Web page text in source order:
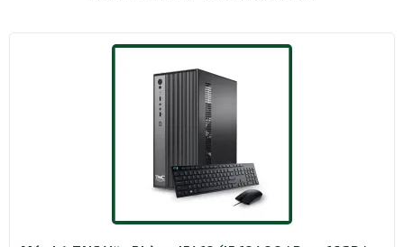
giữa kích thước nhỏ gọn và khả năng nâng cấp linh hoạt.
Với kiểu dáng hiện đại, sản phẩm dễ dàng bố trí trong
nhiều không gian, từ văn phòng làm việc cho đến góc học
Hệ thống kết nối đa dạng
Được trang bị nhiều cổng kết nối, máy bộ TNC Văn Phòng